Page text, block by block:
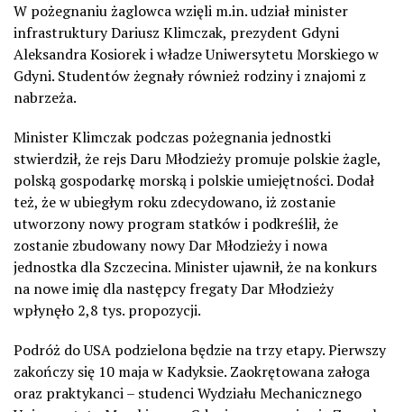
W pożegnaniu żaglowca wzięli m.in. udział minister
infrastruktury Dariusz Klimczak, prezydent Gdyni
Aleksandra Kosiorek i władze Uniwersytetu Morskiego w
Gdyni. Studentów żegnały również rodziny i znajomi z
nabrzeża.
Minister Klimczak podczas pożegnania jednostki
stwierdził, że rejs Daru Młodzieży promuje polskie żagle,
polską gospodarkę morską i polskie umiejętności. Dodał
też, że w ubiegłym roku zdecydowano, iż zostanie
utworzony nowy program statków i podkreślił, że
zostanie zbudowany nowy Dar Młodzieży i nowa
jednostka dla Szczecina. Minister ujawnił, że na konkurs
na nowe imię dla następcy fregaty Dar Młodzieży
wpłynęło 2,8 tys. propozycji.
Podróż do USA podzielona będzie na trzy etapy. Pierwszy
zakończy się 10 maja w Kadyksie. Zaokrętowana załoga
oraz praktykanci – studenci Wydziału Mechanicznego